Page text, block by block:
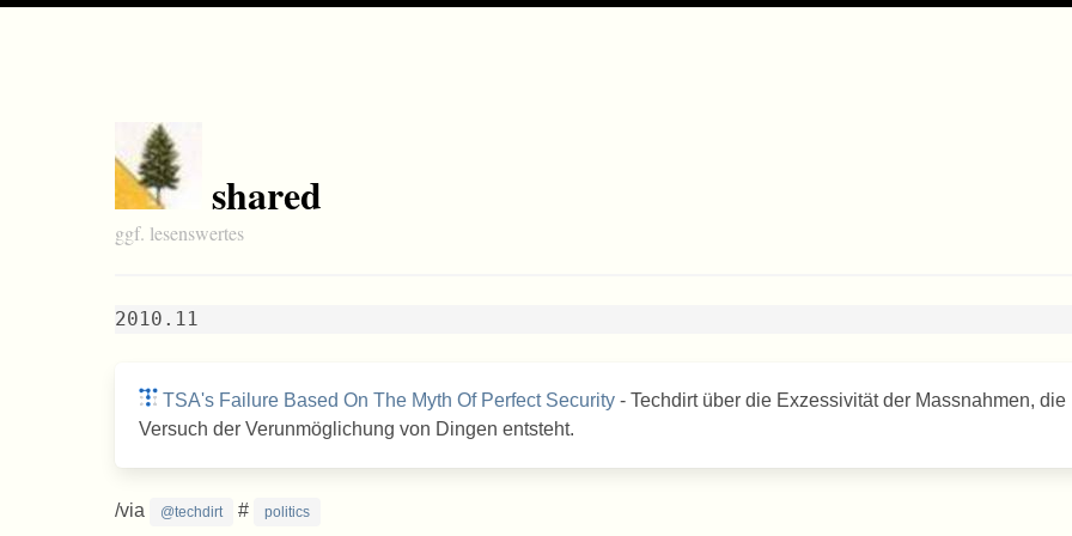
shared
ggf. lesenswertes
2010.11
TSA's Failure Based On The Myth Of Perfect Security - Techdirt über die Exzessivität der Massnahmen, die
Versuch der Verunmöglichung von Dingen entsteht.
/via @techdirt # politics